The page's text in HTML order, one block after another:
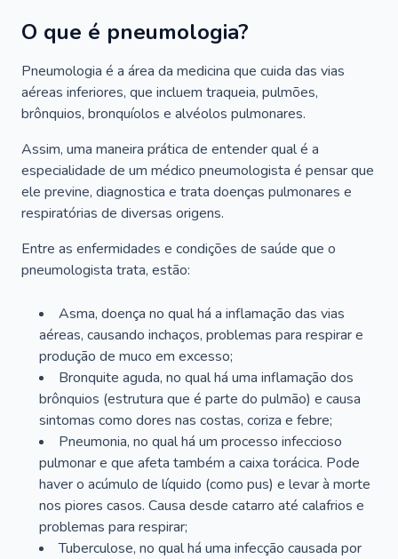
O que é pneumologia?
Pneumologia é a área da medicina que cuida das vias
aéreas inferiores, que incluem traqueia, pulmões,
brônquios, bronquíolos e alvéolos pulmonares.
Assim, uma maneira prática de entender qual é a
especialidade de um médico pneumologista é pensar que
ele previne, diagnostica e trata doenças pulmonares e
respiratórias de diversas origens.
Entre as enfermidades e condições de saúde que o
pneumologista trata, estão:
Asma, doença no qual há a inflamação das vias
aéreas, causando inchaços, problemas para respirar e
produção de muco em excesso;
Bronquite aguda, no qual há uma inflamação dos
brônquios (estrutura que é parte do pulmão) e causa
sintomas como dores nas costas, coriza e febre;
Pneumonia, no qual há um processo infeccioso
pulmonar e que afeta também a caixa torácica. Pode
haver o acúmulo de líquido (como pus) e levar à morte
nos piores casos. Causa desde catarro até calafrios e
problemas para respirar;
Tuberculose, no qual há uma infecção causada por